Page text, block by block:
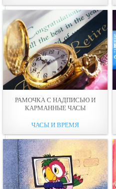
РАМОЧКА С НАДПИСЬЮ И
КАРМАННЫЕ ЧАСЫ
ЧАСЫ И ВРЕМЯ